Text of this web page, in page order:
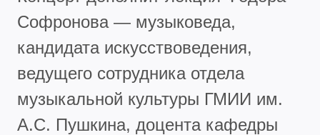
Софронова — музыковеда,
кандидата искусствоведения,
ведущего сотрудника отдела
музыкальной культуры ГМИИ им.
А.С. Пушкина, доцента кафедры